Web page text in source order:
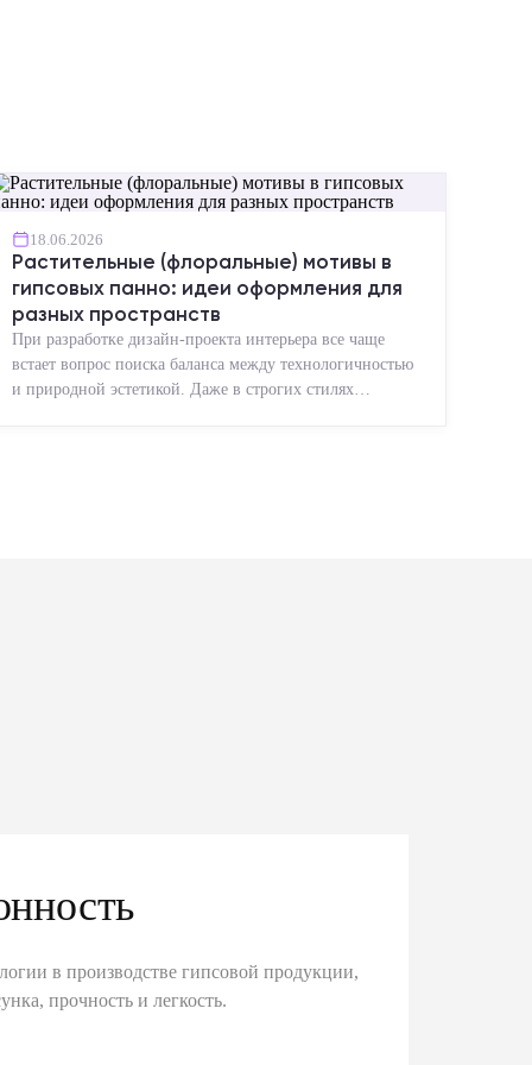
18.06.2026
Растительные (флоральные) мотивы в
гипсовых панно: идеи оформления для
разных пространств
При разработке дизайн-проекта интерьера все чаще
встает вопрос поиска баланса между технологичностью
и природной эстетикой. Даже в строгих стилях
в производстве гипсовой продукции,
прочность и легкость.